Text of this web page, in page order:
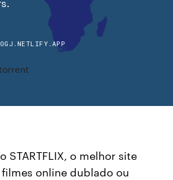
STARTFLIX, o melhor site
online dublado ou